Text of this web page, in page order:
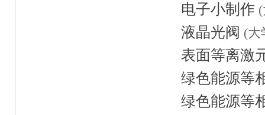
电子小制作
液晶光阀 (大
表面等离激
绿色能源等
绿色能源等